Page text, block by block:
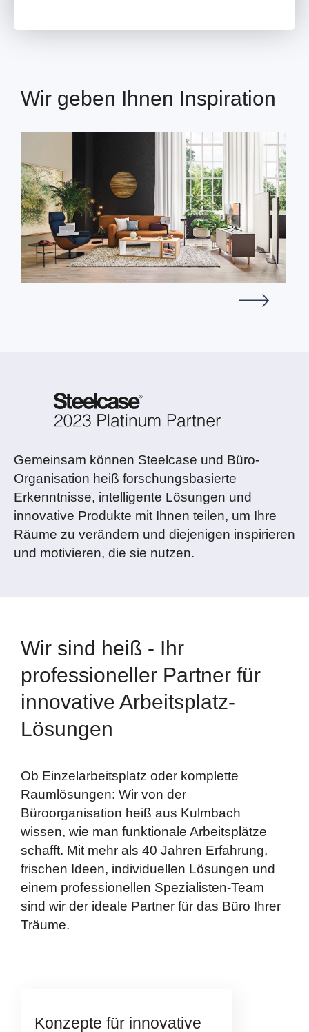
Wir geben Ihnen Inspiration
Gemeinsam können Steelcase und Büro-
Organisation heiß forschungsbasierte
Erkenntnisse, intelligente Lösungen und
innovative Produkte mit Ihnen teilen, um Ihre
Räume zu verändern und diejenigen inspirieren
und motivieren, die sie nutzen.
Wir sind heiß - Ihr
professioneller Partner für
innovative Arbeitsplatz-
Lösungen
Ob Einzelarbeitsplatz oder komplette
Raumlösungen: Wir von der
Büroorganisation heiß aus Kulmbach
wissen, wie man funktionale Arbeitsplätze
schafft. Mit mehr als 40 Jahren Erfahrung,
frischen Ideen, individuellen Lösungen und
einem professionellen Spezialisten-Team
sind wir der ideale Partner für das Büro Ihrer
Träume.
Konzepte für innovative